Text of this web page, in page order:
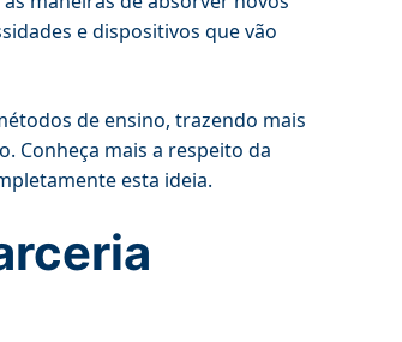
e dispositivos que vão
de ensino, trazendo mais
Conheça mais a respeito da
esta ideia.